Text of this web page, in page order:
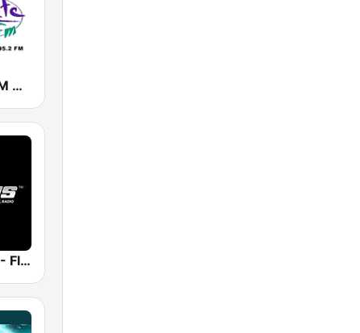
Chanquete FM Málaga
Plexus Radio - Flamenco Spain